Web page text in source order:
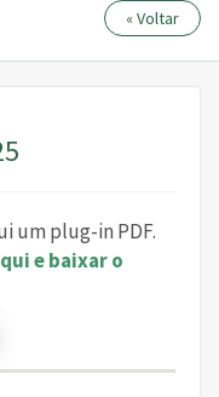
« Voltar
um plug-in PDF.
e baixar o